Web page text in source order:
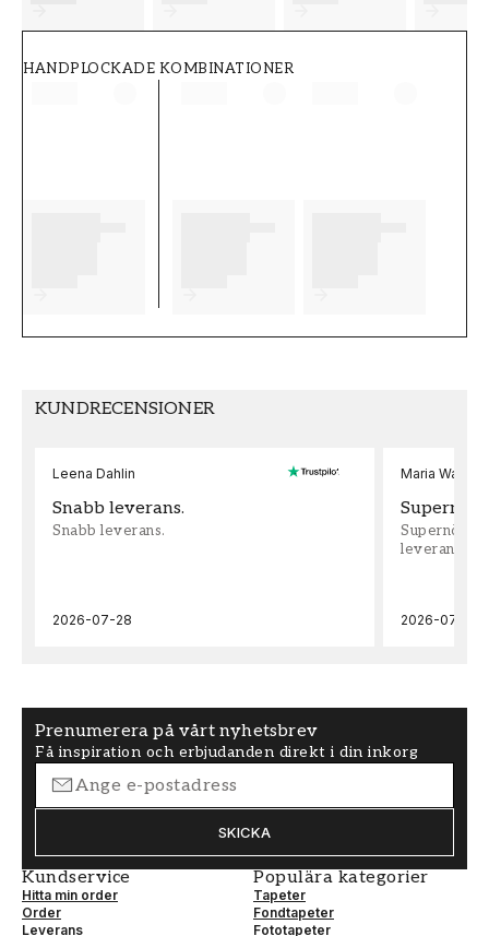
HANDPLOCKADE KOMBINATIONER
KUNDRECENSIONER
Leena Dahlin
Snabb leverans.
Snabb leverans.
2026-07-28
Maria
leveran,
2026-07-22
Prenumerera på vårt nyhetsbrev
Få inspiration och erbjudanden direkt i din inkorg
SKICKA
Kundservice
Hitta min order
Order
Leverans
Populära kategorier
Tapeter
Fondtapeter
Fototapeter